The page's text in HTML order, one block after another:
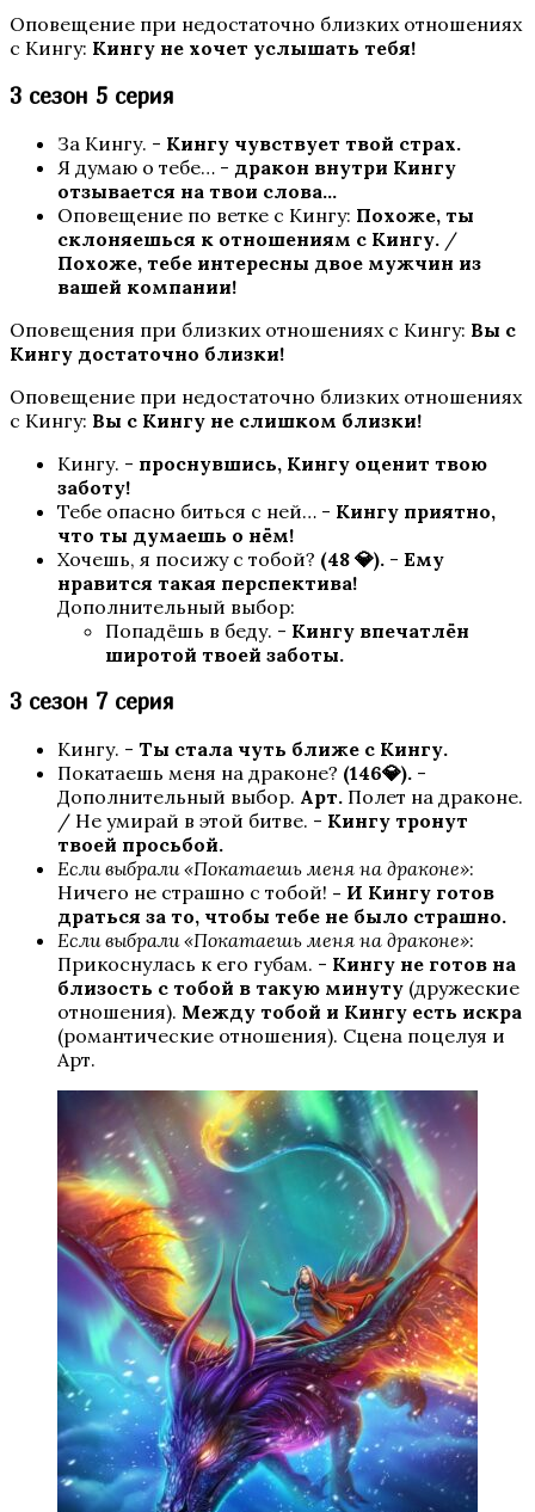
Оповещение при недостаточно близких отношениях
с Кингу: Кингу не хочет услышать тебя!
3 сезон 5 серия
За Кингу. - Кингу чувствует твой страх.
Я думаю о тебе… - дракон внутри Кингу
отзывается на твои слова…
Оповещение по ветке с Кингу: Похоже, ты
склоняешься к отношениям с Кингу. /
Похоже, тебе интересны двое мужчин из
вашей компании!
Оповещения при близких отношениях с Кингу: Вы с
Кингу достаточно близки!
Оповещение при недостаточно близких отношениях
с Кингу: Вы с Кингу не слишком близки!
Кингу. - проснувшись, Кингу оценит твою
заботу!
Тебе опасно биться с ней… - Кингу приятно,
что ты думаешь о нём!
Хочешь, я посижу с тобой? (48 💎). - Ему
нравится такая перспектива!
Дополнительный выбор:
Попадёшь в беду. - Кингу впечатлён
широтой твоей заботы.
3 сезон 7 серия
Кингу. - Ты стала чуть ближе с Кингу.
Покатаешь меня на драконе? (146💎). -
Дополнительный выбор. Арт. Полет на драконе.
/ Не умирай в этой битве. - Кингу тронут
твоей просьбой.
Если выбрали «Покатаешь меня на драконе»:
Ничего не страшно с тобой! - И Кингу готов
драться за то, чтобы тебе не было страшно.
Если выбрали «Покатаешь меня на драконе»:
Прикоснулась к его губам. - Кингу не готов на
близость с тобой в такую минуту (дружеские
отношения). Между тобой и Кингу есть искра
(романтические отношения). Сцена поцелуя и
Арт.